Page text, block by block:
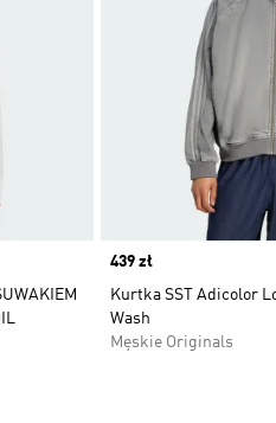
Price
439 zł
Kurtka SST Adicolor
Wash
Męskie Originals